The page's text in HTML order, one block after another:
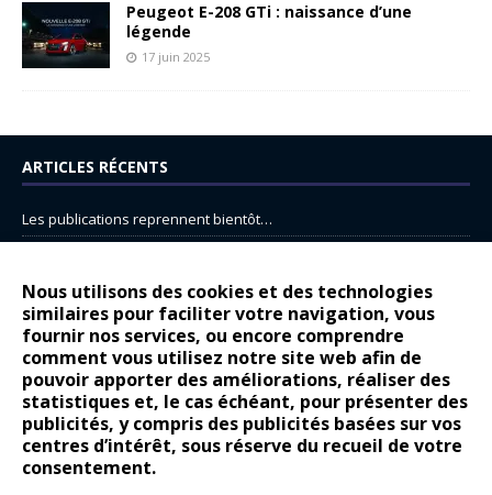
Nous utilisons des cookies et des technologies
similaires pour faciliter votre navigation, vous
fournir nos services, ou encore comprendre
comment vous utilisez notre site web afin de
pouvoir apporter des améliorations, réaliser des
statistiques et, le cas échéant, pour présenter des
publicités, y compris des publicités basées sur vos
centres d’intérêt, sous réserve du recueil de votre
consentement.
Peugeot E-208 GTi : naissance d’une
légende
17 juin 2025
ARTICLES RÉCENTS
Les publications reprennent bientôt…
14 juillet : nouveau film de marque pour Citroën
Renault Espace : voyage, voyage…
Peugeot E-208 GTi : naissance d’une légende
COMMENTAIRES RÉCENTS
Bernard DardartdansDacia Sandero : pour les gens vrais